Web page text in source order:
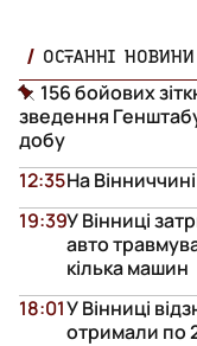
ОСТАННІ
156 бойових
зведення
добу
На
12:35
У Вінниці
авто
кілька машин
19:39
У Вінниці
отримали по
18:01